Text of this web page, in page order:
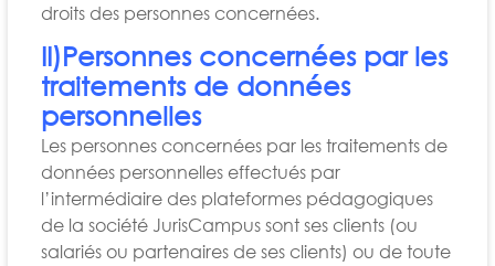
droits des personnes concernées.
II)Personnes concernées par les
traitements de données
personnelles
Les personnes concernées par les traitements de
données personnelles effectués par
l’intermédiaire des plateformes pédagogiques
de la société JurisCampus sont ses clients (ou
salariés ou partenaires de ses clients) ou de toute